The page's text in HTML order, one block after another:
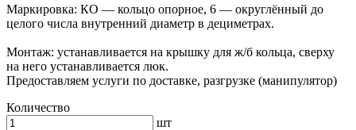
Маркировка: КО — кольцо опорное, 6 — округлённый до
целого числа внутренний диаметр в дециметрах.
Монтаж: устанавливается на крышку для ж/б кольца, сверху
на него устанавливается люк.
Предоставляем услуги по доставке, разгрузке (манипулятор)
Количество
шт